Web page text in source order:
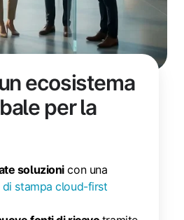
ecosistema
per la
soluzionicon una
stampa cloud-first